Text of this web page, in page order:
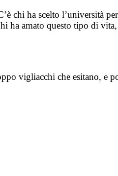
chi ha scelto l’università
ha amato questo tipo di
vigliacchi che esitano, e